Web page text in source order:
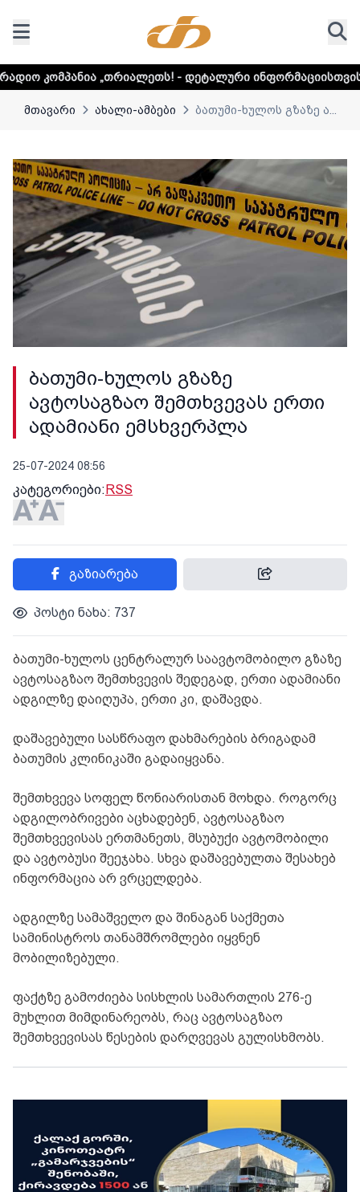
- დეტალური ინფორმაციისთვის დააკლიკეთ
მთავარი ახალი-ამბები ბათუმი-ხულოს გზაზე ა...
ბათუმი-ხულოს გზაზე
ავტოსაგზაო შემთხვევას ერთი
ადამიანი ემსხვერპლა
25-07-2024 08:56
კატეგორიები:RSS
გაზიარება
პოსტი ნახა: 737
ბათუმი-ხულოს ცენტრალურ საავტომობილო გზაზე
ავტოსაგზაო შემთხვევის შედეგად, ერთი ადამიანი
ადგილზე დაიღუპა, ერთი კი, დაშავდა.
დაშავებული სასწრაფო დახმარების ბრიგადამ
ბათუმის კლინიკაში გადაიყვანა.
შემთხვევა სოფელ წონიარისთან მოხდა. როგორც
ადგილობრივები აცხადებენ, ავტოსაგზაო
შემთხვევისას ერთმანეთს, მსუბუქი ავტომობილი
და ავტობუსი შეეჯახა. სხვა დაშავებულთა შესახებ
ინფორმაცია არ ვრცელდება.
ადგილზე სამაშველო და შინაგან საქმეთა
სამინისტროს თანამშრომლები იყვნენ
მობილიზებული.
ფაქტზე გამოძიება სისხლის სამართლის 276-ე
მუხლით მიმდინარეობს, რაც ავტოსაგზაო
შემთხვევისას წესების დარღვევას გულისხმობს.